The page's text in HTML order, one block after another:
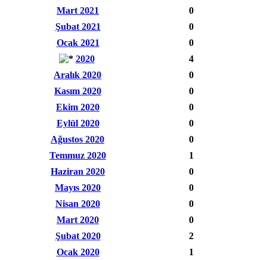
Mart 2021
0
Şubat 2021
0
Ocak 2021
0
2020
4
Aralık 2020
0
Kasım 2020
0
Ekim 2020
0
Eylül 2020
0
Ağustos 2020
0
Temmuz 2020
1
Haziran 2020
0
Mayıs 2020
0
Nisan 2020
0
Mart 2020
0
Şubat 2020
2
Ocak 2020
1